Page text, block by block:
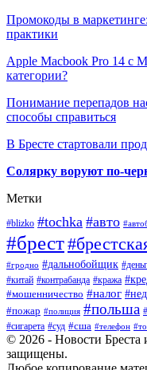
Промокоды в
практики
Apple Macbook Pro 14 с
категории?
Понимание перепадов
способы справиться
В Бресте стартовали
Солярку воруют по-
Метки
#blizko #tochka #авто
#брест
#гродно #дальнобойщик
#китай #контрабанда #кража
#мошенничество #налог
#пожар #полиция #польша
#сигарета #суд #сша #телефон
© 2026 - Новости Бреста
защищены.